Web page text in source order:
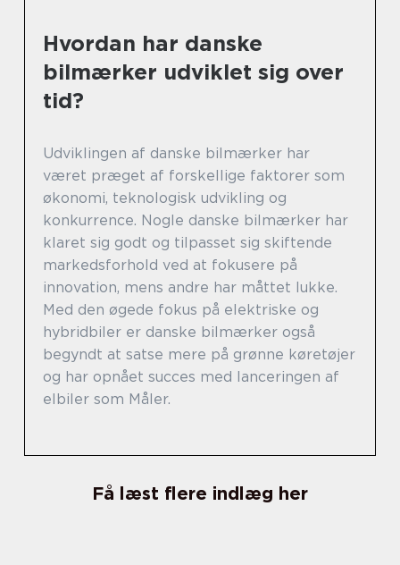
Hvordan har danske
bilmærker udviklet sig over
tid?
Udviklingen af danske bilmærker har
været præget af forskellige faktorer som
økonomi, teknologisk udvikling og
konkurrence. Nogle danske bilmærker har
klaret sig godt og tilpasset sig skiftende
markedsforhold ved at fokusere på
innovation, mens andre har måttet lukke.
Med den øgede fokus på elektriske og
hybridbiler er danske bilmærker også
begyndt at satse mere på grønne køretøjer
og har opnået succes med lanceringen af
elbiler som Måler.
Få læst flere indlæg her